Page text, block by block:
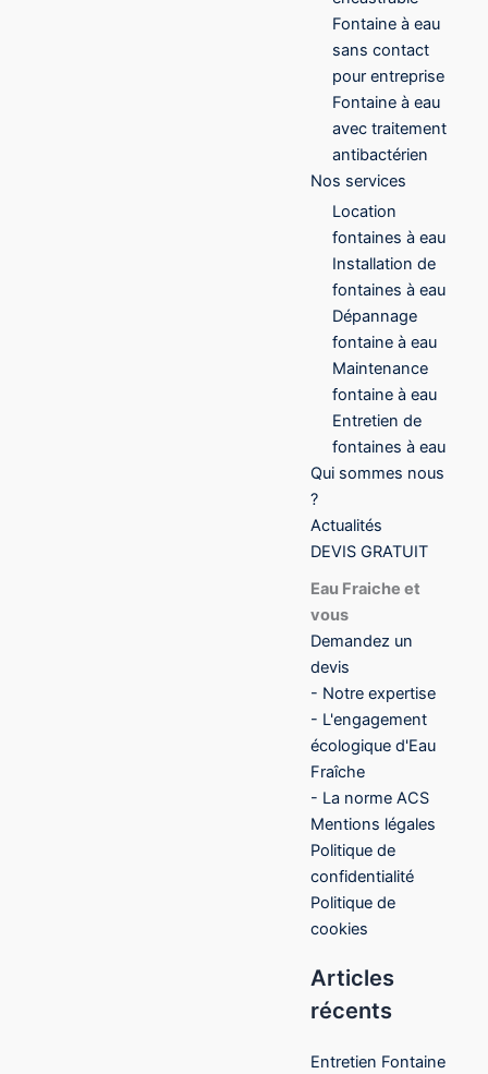
Fontaine à eau
sans contact
pour entreprise
Fontaine à eau
avec traitement
antibactérien
Nos services
Location
fontaines à eau
Installation de
fontaines à eau
Dépannage
fontaine à eau
Maintenance
fontaine à eau
Entretien de
fontaines à eau
Qui sommes nous
?
Actualités
DEVIS GRATUIT
Eau Fraiche et
vous
Demandez un
devis
- Notre expertise
- L'engagement
écologique d'Eau
Fraîche
- La norme ACS
Mentions légales
Politique de
confidentialité
Politique de
cookies
Articles
récents
Entretien Fontaine